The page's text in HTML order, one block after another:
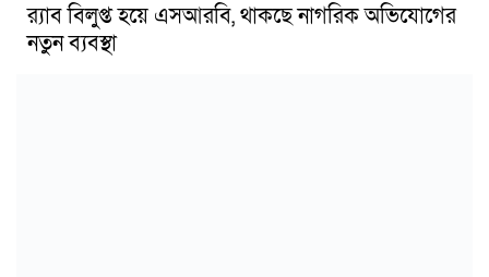
র‍্যাব বিলুপ্ত হয়ে এসআরবি, থাকছে নাগরিক অভিযোগের
নতুন ব্যবস্থা